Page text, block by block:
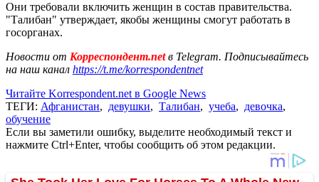
Они требовали включить женщин в состав правительства.
"Талибан" утверждает, якобы женщины смогут работать в
госорганах.
Новости от Корреспондент.netв Telegram. Подписывайтесь
на наш канал https://t.me/korrespondentnet
Читайте Korrespondent.net в Google News
ТЕГИ: Афганистан, девушки, Талибан, учеба, девочка,
обучение
Если вы заметили ошибку, выделите необходимый текст и
нажмите Ctrl+Enter, чтобы сообщить об этом редакции.